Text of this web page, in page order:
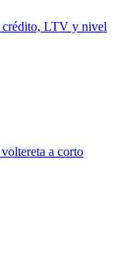
crédito, LTV y nivel
a corto